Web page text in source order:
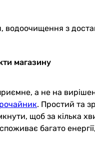
з
магазину
а не на
. Простий та
щоб за кілька
багато